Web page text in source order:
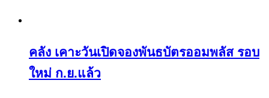
คลัง เคาะวันเปิดจองพันธบัตรออมพลัส รอบ
ใหม่ ก.ย.แล้ว